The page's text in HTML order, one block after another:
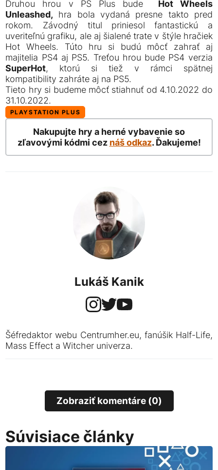
Druhou hrou v PS Plus bude Hot Wheels
Unleashed, hra bola vydaná presne takto pred
rokom. Závodný titul priniesol fantastickú a
uveriteľnú grafiku, ale aj šialené trate v štýle hračiek
Hot Wheels. Túto hru si budú môcť zahrať aj
majitelia PS4 aj PS5. Treťou hrou bude PS4 verzia
SuperHot, ktorú si tiež v rámci spätnej
kompatibility zahráte aj na PS5.
Tieto hry si budeme môcť stiahnuť od 4.10.2022 do
31.10.2022.
PLAYSTATION PLUS
Nakupujte hry a herné vybavenie so
zľavovými kódmi cez náš odkaz. Ďakujeme!
Lukáš Kanik
Šéfredaktor webu Centrumher.eu, fanúšik Half-Life,
Mass Effect a Witcher univerza.
Zobraziť komentáre (0)
Súvisiace články